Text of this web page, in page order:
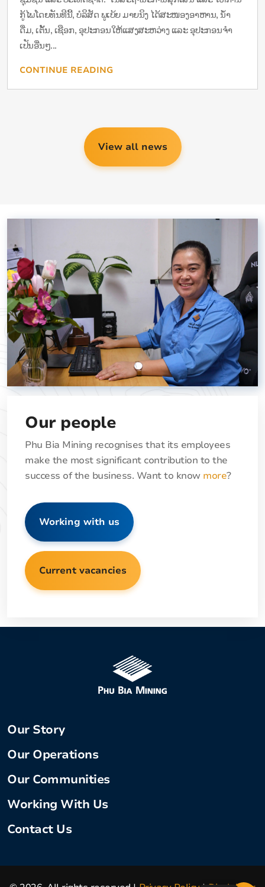
ກູ້ໄພໂດຍທັນທີນີ້, ບໍລິສັດ ພູເບ້ຍ ມາຍນິງ ໄດ້ສະໜອງອາຫານ, ນ້ຳ
ດື່ມ, ເຕັ້ນ, ເຊືອກ, ອຸປະກອນໃຫ້ແສງສະຫວ່າງ ແລະ ອຸປະກອນຈຳ
ເປັນອື່ນໆ...
CONTINUE READING
View all news
Our people
Phu Bia Mining recognises that its employees
make the most significant contribution to the
success of the business. Want to know more?
Working with us
Current vacancies
Our Story
Our Operations
Our Communities
Working With Us
Contact Us